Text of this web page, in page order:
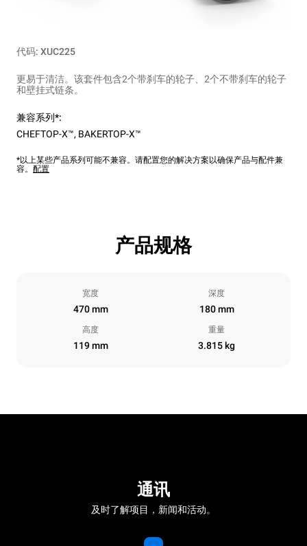
代码: XUC225
更易于清洁。该套件包含2个带刹车的轮子、2个不带刹车的轮子
和壁挂式链条。
兼容系列*:
CHEFTOP-X™, BAKERTOP-X™
*以上某些产品系列可能不兼容。请配置您的解决方案以确保产品与配件兼
容。 配置
产品规格
宽度
470 mm
深度
180 mm
高度
119 mm
重量
3.815 kg
通讯
及时了解项目，新闻和活动。